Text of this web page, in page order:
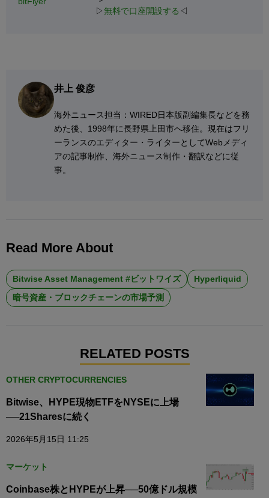
▷無料で口座開設する ◁
井上 俊彦
海外ニュース担当：WIRED日本版副編集長などを務
めた後、1998年に長野県上田市へ移住。現在はフリ
ーランスのエディター・ライターとしてWebメディ
アの記事制作、海外ニュース制作・翻訳などに従
事。
Read More About
Bitwise Asset Management #ビットワイズ
Hyperliquid
暗号資産・ブロックチェーンの市場予測
RELATED POSTS
OTHER CRYPTOCURRENCIES
Bitwise、HYPE現物ETFをNYSEに上場
──21Sharesに続く
2026年5月15日 11:25
マーケット
Coinbase株とHYPEが上昇──50億ドル規模